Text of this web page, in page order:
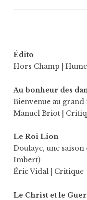
Édito
Hors Champ |
Au bonheur des
Bienvenue au
Manuel Briot |
Le Roi Lion
Doulaye, une
Imbert)
Éric Vidal | Critique
Le Christ et le